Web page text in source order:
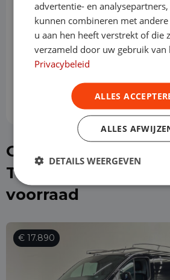
Slottermijn
€ 858,96
Of kies direct een
Transit Custom uit
voorraad
€ 17.890
advertentie- en
kunnen combineren met
u aan hen heeft verstrekt of die
verzameld door uw gebruik van
Privacybeleid
ALLES
ALLES
DETAILS WEERGEVEN